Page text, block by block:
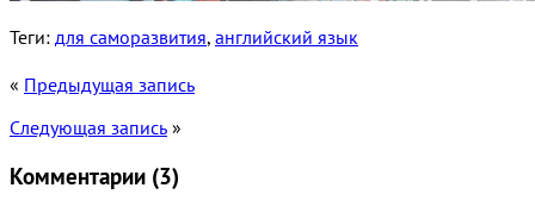
Теги: для саморазвития, английский язык
« Предыдущая запись
Следующая запись »
Комментарии (3)